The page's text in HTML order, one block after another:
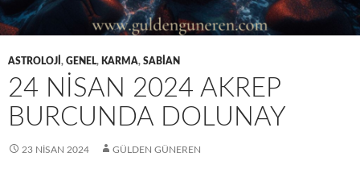
ASTROLOJI , GENEL, KARMA, SABIAN
24 NISAN 2024 AKREP
BURCUNDA DOLUNAY
23 NISAN 2024 GÜLDEN GÜNEREN